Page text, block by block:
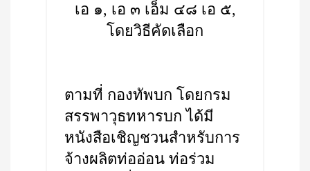
เอ ๑, เอ ๓ เอ็ม ๔๘ เอ ๕,
โดยวิธีคัดเลือก
ตามที่ กองทัพบก โดยกรม
สรรพาวุธทหารบก ได้มี
หนังสือเชิญชวนสำหรับการ
จ้างผลิตท่ออ่อน ท่อร่วม